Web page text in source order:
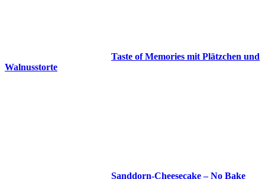
Taste of Memories mit Plätzchen und
Walnusstorte
Sanddorn-Cheesecake – No Bake